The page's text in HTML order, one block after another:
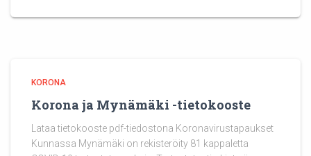
KORONA
Korona ja Mynämäki -tietokooste
Lataa tietokooste pdf-tiedostona Koronavirustapaukset
Kunnassa Mynämäki on rekisteröity 81 kappaletta